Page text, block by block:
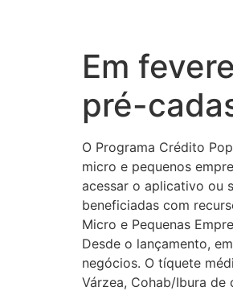
Em
pré-
O Programa Crédito
micro e pequenos
acessar o aplicativo ou
beneficiadas com
Micro e Pequenas
Desde o lançamento,
negócios. O tíquete
Várzea, Cohab/Ibura de